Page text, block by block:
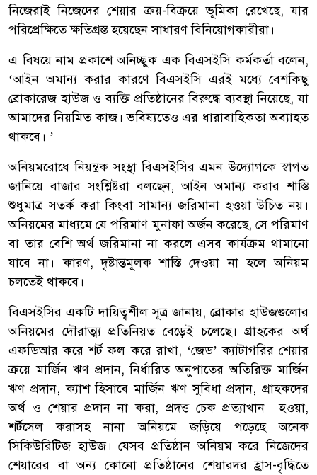
নিজেরাই নিজেদের শেয়ার ক্রয়-বিক্রয়ে ভূমিকা রেখেছে, যার
পরিপ্রেক্ষিতে ক্ষতিগ্রস্ত হয়েছেন সাধারণ বিনিয়োগকারীরা।
এ বিষয়ে নাম প্রকাশে অনিচ্ছুক এক বিএসইসি কর্মকর্তা বলেন,
‘আইন অমান্য করার কারণে বিএসইসি এরই মধ্যে বেশকিছু
ব্রোকারেজ হাউজ ও ব্যক্তি প্রতিষ্ঠানের বিরুদ্ধে ব্যবস্থা নিয়েছে, যা
আমাদের নিয়মিত কাজ। ভবিষ্যতেও এর ধারাবাহিকতা অব্যাহত
থাকবে। ’
অনিয়মরোধে নিয়ন্ত্রক সংস্থা বিএসইসির এমন উদ্যোগকে স্বাগত
জানিয়ে বাজার সংশ্লিষ্টরা বলছেন, আইন অমান্য করার শাস্তি
শুধুমাত্র সতর্ক করা কিংবা সামান্য জরিমানা হওয়া উচিত নয়।
অনিয়মের মাধ্যমে যে পরিমাণ মুনাফা অর্জন করেছে, সে পরিমাণ
বা তার বেশি অর্থ জরিমানা না করলে এসব কার্যক্রম থামানো
যাবে না। কারণ, দৃষ্টান্তমূলক শাস্তি দেওয়া না হলে অনিয়ম
চলতেই থাকবে।
বিএসইসির একটি দায়িত্বশীল সূত্র জানায়, ব্রোকার হাউজগুলোর
অনিয়মের দৌরাত্ম্য প্রতিনিয়ত বেড়েই চলেছে। গ্রাহকের অর্থ
এফডিআর করে শর্ট ফল করে রাখা, ‘জেড’ ক্যাটাগরির শেয়ার
ক্রয়ে মার্জিন ঋণ প্রদান, নির্ধারিত অনুপাতের অতিরিক্ত মার্জিন
ঋণ প্রদান, ক্যাশ হিসাবে মার্জিন ঋণ সুবিধা প্রদান, গ্রাহকদের
অর্থ ও শেয়ার প্রদান না করা, প্রদত্ত চেক প্রত্যাখান হওয়া,
শর্টসেল করাসহ নানা অনিয়মে জড়িয়ে পড়েছে অনেক
সিকিউরিটিজ হাউজ। যেসব প্রতিষ্ঠান অনিয়ম করে নিজেদের
শেয়ারের বা অন্য কোনো প্রতিষ্ঠানের শেয়ারদর হ্রাস-বৃদ্ধিতে